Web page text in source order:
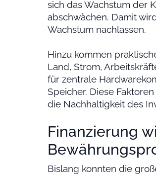
sich das Wachstum der
abschwächen. Damit
Wachstum nachlassen.
Hinzu kommen
Land, Strom,
für zentrale
Speicher. Diese
die Nachhaltigkeit des
Finanzierung
Bislang konnten die